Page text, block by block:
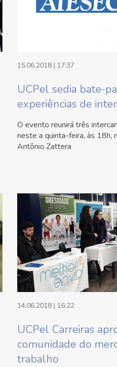
15.06.2018 | 17:37
UCPel sedia bate-
experiências de
O evento reunirá três
neste a quinta-feira, às 18h,
Antônio Zattera
14.06.2018 | 16:22
UCPel Carreiras
comunidade do
trabalho